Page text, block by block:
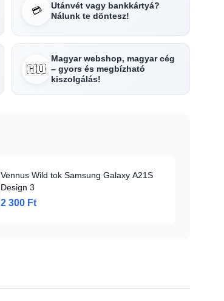
💳
Utánvét vagy bankkártyá?
Nálunk te döntesz!
🇭🇺
Magyar webshop, magyar cég
– gyors és megbízható
kiszolgálás!
Vennus Wild tok Samsung Galaxy A21S
Design 3
2 300 Ft